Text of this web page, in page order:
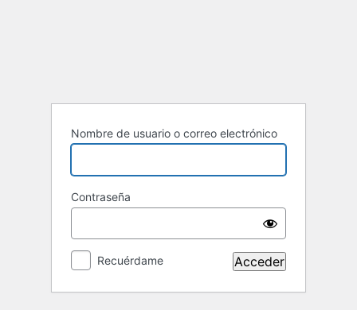
Nombre de usuario o correo electrónico
Contraseña
Recuérdame